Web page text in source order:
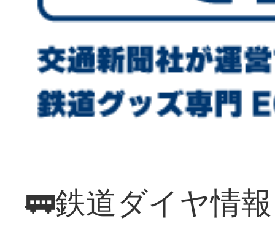
🚃鉄道ダイヤ情